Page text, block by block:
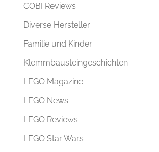
COBI Reviews
Diverse Hersteller
Familie und Kinder
Klemmbausteingeschichten
LEGO Magazine
LEGO News
LEGO Reviews
LEGO Star Wars